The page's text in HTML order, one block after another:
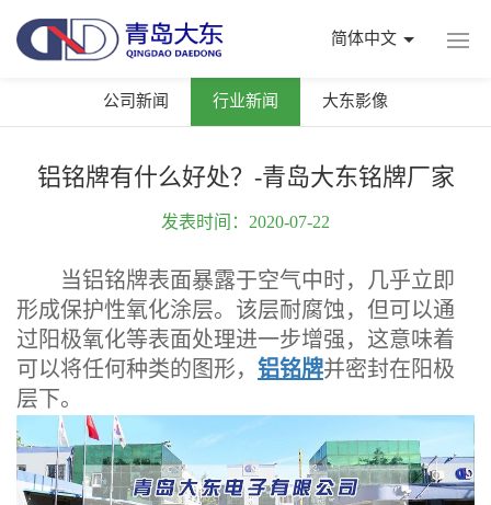
简体中文
公司新闻 行业新闻 大东影像
铝铭牌有什么好处？-青岛大东铭牌厂家
发表时间：2020-07-22
当铝铭牌表面暴露于空气中时，几乎立即
形成保护性氧化涂层。该层耐腐蚀，但可以通
过阳极氧化等表面处理进一步增强，这意味着
可以将任何种类的图形， 铝铭牌并密封在阳极
层下。